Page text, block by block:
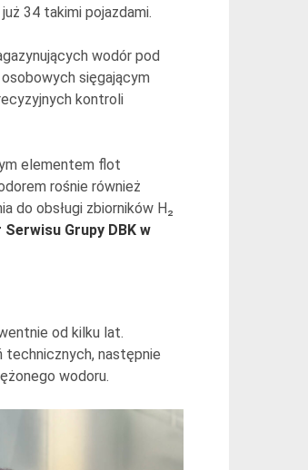
34 takimi pojazdami.
wodór pod
sięgającym
kontroli
elementem flot
rośnie również
do obsługi zbiorników H₂
Grupy DBK w
od kilku lat.
technicznych, następnie
wodoru.